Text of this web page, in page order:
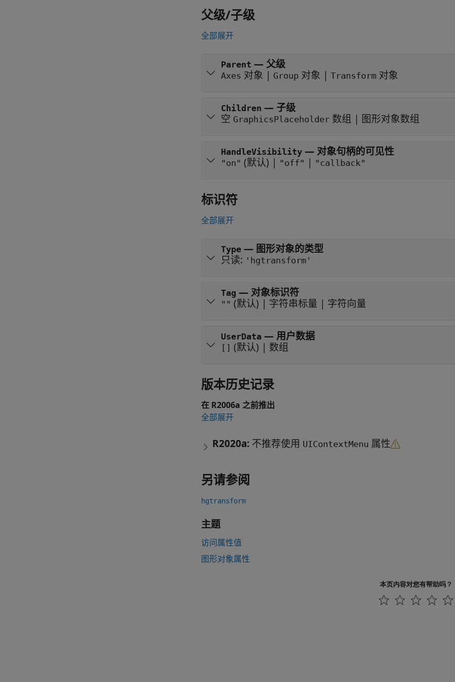
父级/子级
全部展开
Parent —父级
Axes 对象 | Group 对象 | Transform 对象
Children — 子级
空 GraphicsPlaceholder 数组 | 图形对象数组
HandleVisibility — 对象句柄的可见性
"on" (默认) | "off" | "callback"
标识符
全部展开
Type — 图形对象的类型
只读: 'hgtransform'
Tag — 对象标识符
"" (默认) | 字符串标量 | 字符向量
UserData — 用户数据
[] (默认) | 数组
版本历史记录
在 R2006a 之前推出
全部展开
R2020a: 不推荐使用 UIContextMenu 属性
另请参阅
hgtransform
主题
访问属性值
图形对象属性
本页内容对您有帮助吗？